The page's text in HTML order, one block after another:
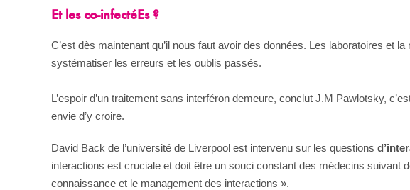
Et les co-infectéEs ?
C’est dès maintenant qu’il nous faut avoir des données. Les laboratoires et
systématiser les erreurs et les oublis passés.
L’espoir d’un traitement sans interféron demeure, conclut J.M Pawlotsky,
envie d’y croire.
David Back de l’université de Liverpool est intervenu sur les questions
interactions est cruciale et doit être un souci constant des médecins suivant
connaissance et le management des interactions ».